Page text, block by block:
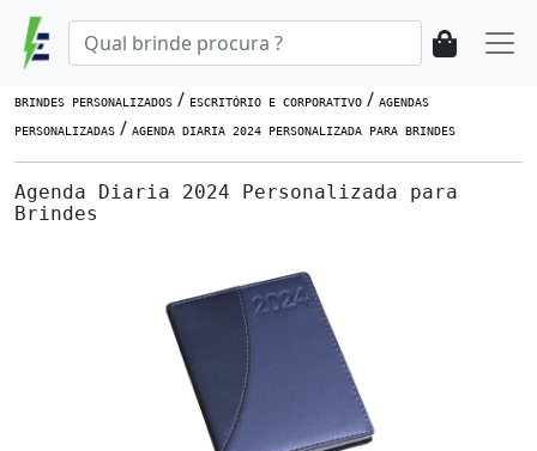
BRINDES PERSONALIZADOS / ESCRITÓRIO E CORPORATIVO / AGENDAS
PERSONALIZADAS / AGENDA DIARIA 2024 PERSONALIZADA PARA BRINDES
Agenda Diaria 2024 Personalizada para
Brindes